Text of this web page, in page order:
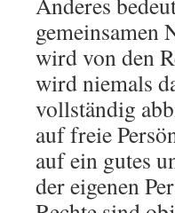
gemeinsamen
wird von den
wird niemals
vollständig
auf freie
auf ein gutes
der eigenen